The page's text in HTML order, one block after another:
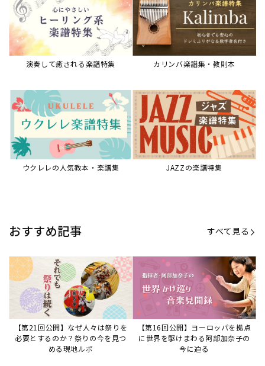
演奏して癒される楽譜特集 カリンバ楽譜集・教則本
ウクレレの人気教本・楽譜集 JAZZの楽譜特集
おすすめ記事 すべて見る
【第21回公開】なぜ人々は祭りを
必要とするのか？祭りの今を見つ
める現地ルポ
【第16回公開】ヨーロッパを拠点
に世界を駆けまわる阿部加奈子の
今に迫る